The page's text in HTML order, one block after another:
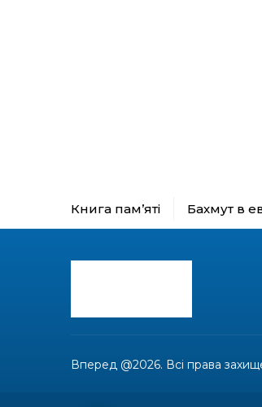
Книга пам’яті Бахмут в
Вперед @2026. Всі права